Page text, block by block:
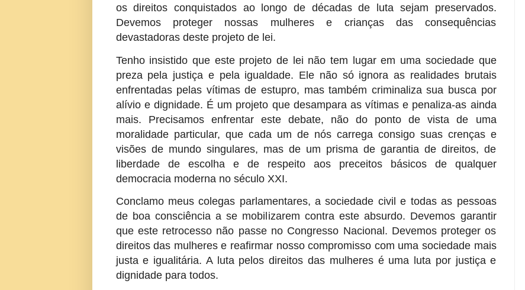
os direitos conquistados ao longo de décadas de luta sejam preservados.
Devemos proteger nossas mulheres e crianças das consequências
devastadoras deste projeto de lei.
Tenho insistido que este projeto de lei não tem lugar em uma sociedade que
preza pela justiça e pela igualdade. Ele não só ignora as realidades brutais
enfrentadas pelas vítimas de estupro, mas também criminaliza sua busca por
alívio e dignidade. É um projeto que desampara as vítimas e penaliza-as ainda
mais. Precisamos enfrentar este debate, não do ponto de vista de uma
moralidade particular, que cada um de nós carrega consigo suas crenças e
visões de mundo singulares, mas de um prisma de garantia de direitos, de
liberdade de escolha e de respeito aos preceitos básicos de qualquer
democracia moderna no século XXI.
Conclamo meus colegas parlamentares, a sociedade civil e todas as pessoas
de boa consciência a se mobilizarem contra este absurdo. Devemos garantir
que este retrocesso não passe no Congresso Nacional. Devemos proteger os
direitos das mulheres e reafirmar nosso compromisso com uma sociedade mais
justa e igualitária. A luta pelos direitos das mulheres é uma luta por justiça e
dignidade para todos.